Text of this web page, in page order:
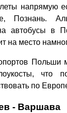
напрямую
Познань.
автобусы в
на место
Польши
что
по
- Варшава